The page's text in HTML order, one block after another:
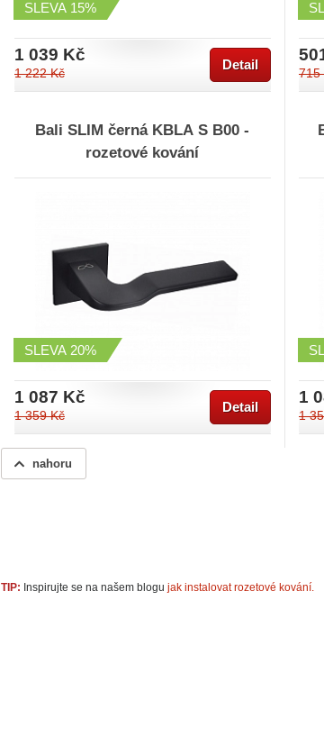
SLEVA 15%
1 039 Kč
1 222 Kč
Detail
715
Bali SLIM černá KBLA S B00 -
rozetové kování
SLEVA 20%
1 087 Kč
1 359 Kč
Detail
1
1
nahoru
TIP: Inspirujte se na našem blogu jak instalovat rozetové kování.